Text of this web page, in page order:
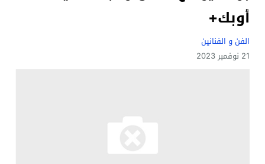
أوبك+
الفن و الفنانين
21 نوفمبر 2023